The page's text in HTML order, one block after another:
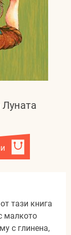
тази книга
малкото
с глинена,